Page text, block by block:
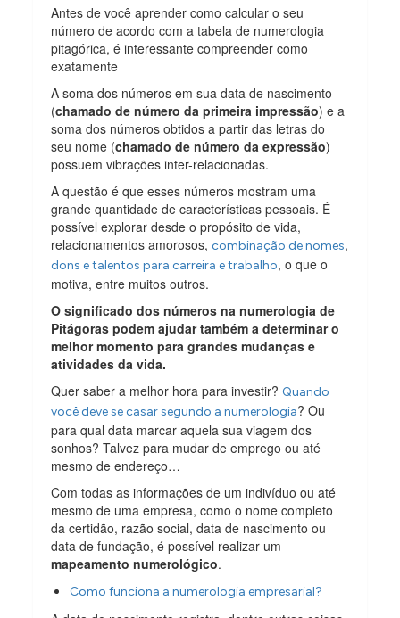
Antes de você aprender como calcular o seu
número de acordo com a tabela de numerologia
pitagórica, é interessante compreender como
exatamente
A soma dos números em sua data de nascimento
(chamado de número da primeira impressão) e a
soma dos números obtidos a partir das letras do
seu nome (chamado de número da expressão)
possuem vibrações inter-relacionadas.
A questão é que esses números mostram uma
grande quantidade de características pessoais. É
possível explorar desde o propósito de vida,
relacionamentos amorosos,combinação de nomes,
dons e talentos para carreira e trabalho, o que o
motiva, entre muitos outros.
O significado dos números na numerologia de
Pitágoras podem ajudar também a determinar o
melhor momento para grandes mudanças e
atividades da vida.
Quer saber a melhor hora para investir?Quando
você deve se casar segundo a numerologia? Ou
para qual data marcar aquela sua viagem dos
sonhos? Talvez para mudar de emprego ou até
mesmo de endereço…
Com todas as informações de um indivíduo ou até
mesmo de uma empresa, como o nome completo
da certidão, razão social, data de nascimento ou
data de fundação, é possível realizar um
mapeamento numerológico.
Como funciona a numerologia empresarial?